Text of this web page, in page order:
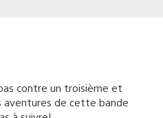
contre un troisième et
aventures de cette bande